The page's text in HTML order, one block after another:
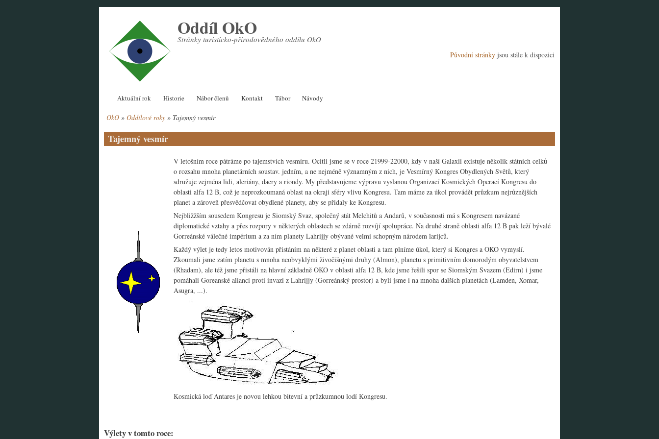
Oddíl OkO
Stránky turisticko-přírodovědného oddílu OkO
Původní stránky jsou stále k dispozici
Hlavní
Aktuální rok Historie Nábor členů Kontakt Tábor Návody
navigace
OkO Oddílové roky Tajemný vesmír
Tajemný vesmír
V letošním roce pátráme po tajemstvích vesmíru. Ocitli jsme se v roce 21999-22000, kdy v naší Galaxii existuje několik státních celků
o rozsahu mnoha planetárních soustav. jedním, a ne nejméně významným z nich, je Vesmírný Kongres Obydlených Světů, který
sdružuje zejména lidi, aleriány, daery a riondy. My představujeme výpravu vyslanou Organizací Kosmických Operací Kongresu do
oblasti alfa 12 B, což je neprozkoumaná oblast na okraji sféry vlivu Kongresu. Tam máme za úkol provádět průzkum nejrůznějších
planet a zároveň přesvědčovat obydlené planety, aby se přidaly ke Kongresu.
Nejbližžším sousedem Kongresu je Siomský Svaz, společný stát Melchitů a Andarů, v současnosti má s Kongresem navázané
diplomatické vztahy a přes rozpory v některých oblastech se zdárně rozvíjí spolupráce. Na druhé straně oblasti alfa 12 B pak leží bývalé
Gorreánské válečné impérium a za ním planety Lahrijjy obývané velmi schopným národem larijců.
Každý výlet je tedy letos motivován přistáním na některé z planet oblasti a tam plníme úkol, který si Kongres a OKO vymyslí.
Zkoumali jsme zatím planetu s mnoha neobvyklými živočišnými druhy (Almon), planetu s primitivním domorodým obyvatelstvem
(Rhadam), ale též jsme přistáli na hlavní základně OKO v oblasti alfa 12 B, kde jsme řešili spor se Siomským Svazem (Edirn) i jsme
pomáhali Goreanské alianci proti invazi z Lahrijjy (Gorreánský prostor) a byli jsme i na mnoha dalších planetách (Lamden, Xomar,
Asugra, ...).
Kosmická loď Antares je novou lehkou bitevní a průzkumnou lodí Kongresu.
Výlety v tomto roce: